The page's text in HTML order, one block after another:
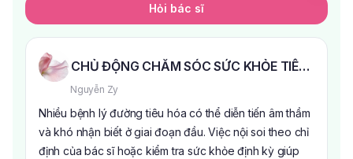
Hỏi bác sĩ
CHỦ ĐỘNG CHĂM SÓC SỨC KHỎE TIÊU HÓA
Nguyễn Zy
Nhiều bệnh lý đường tiêu hóa có thể diễn tiến âm thầm
và khó nhận biết ở giai đoạn đầu. Việc nội soi theo chỉ
định của bác sĩ hoặc kiểm tra sức khỏe định kỳ giúp